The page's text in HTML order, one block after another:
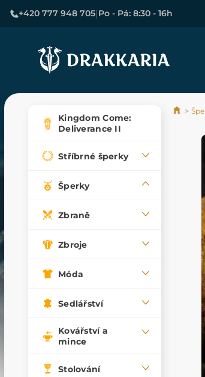
+420 777 948 705|Po - Pá: 8:30 - 16h
Kingdom Come:
Deliverance II
Stříbrné šperky
Šperky
Zbraně
Zbroje
Móda
Sedlářství
Kovářství a
mince
Stolování